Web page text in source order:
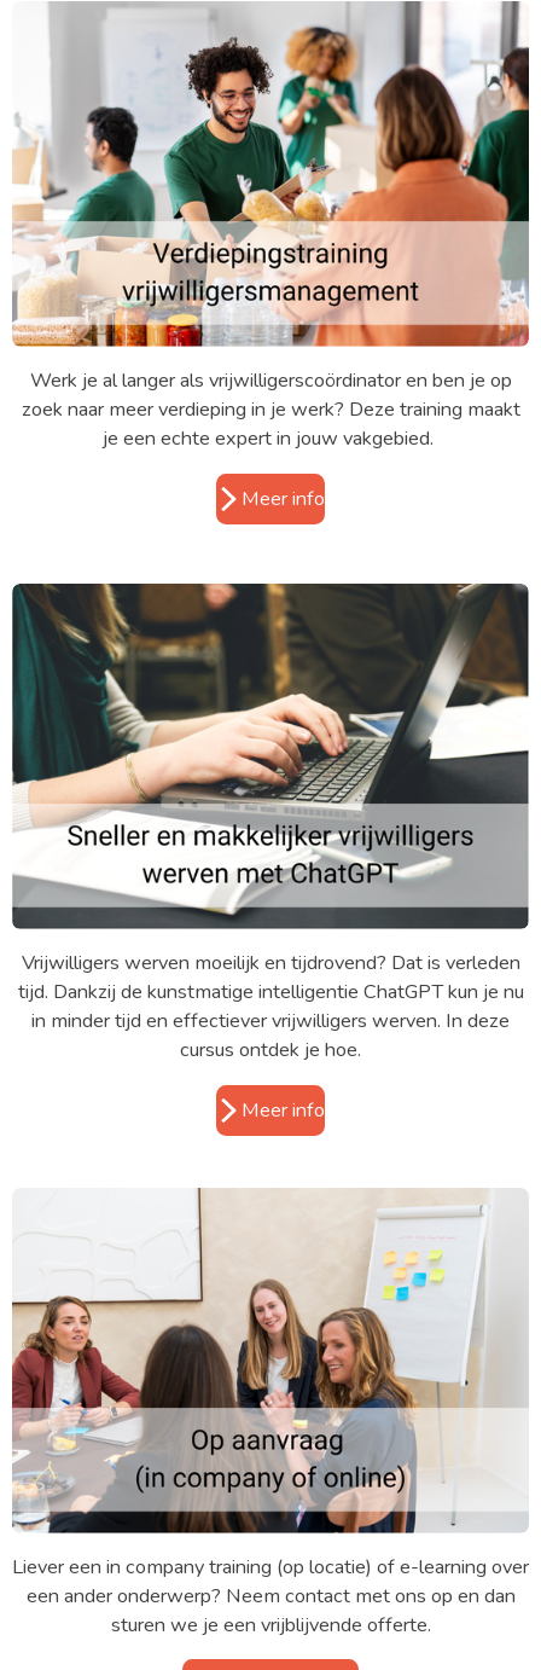
Werk je al langer als vrijwilligerscoördinator en ben je op
zoek naar meer verdieping in je werk? Deze training maakt
je een echte expert in jouw vakgebied.
Meer info
Vrijwilligers werven moeilijk en tijdrovend? Dat is verleden
tijd. Dankzij de kunstmatige intelligentie ChatGPT kun je nu
in minder tijd en effectiever vrijwilligers werven. In deze
cursus ontdek je hoe.
Meer info
Liever een in company training (op locatie) of e-learning over
een ander onderwerp? Neem contact met ons op en dan
sturen we je een vrijblijvende offerte.